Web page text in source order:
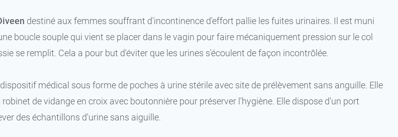
destiné aux femmes souffrant d'incontinence d'effort pallie les fuites urinaires. Il est muni
boucle souple qui vient se placer dans le vagin pour faire mécaniquement pression sur le col
se remplit. Cela a pour but d'éviter que les urines s'écoulent de façon incontrôlée.
médical sous forme de poches à urine stérile avec site de prélèvement sans anguille. Elle
de vidange en croix avec boutonnière pour préserver l'hygiène. Elle dispose d'un port
des échantillons d'urine sans aiguille.